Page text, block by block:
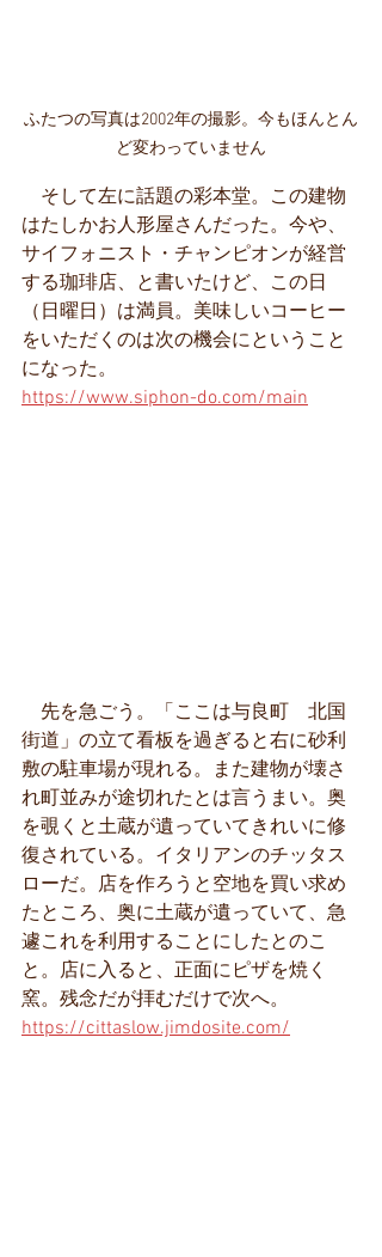
ふたつの写真は2002年の撮影。今もほんとん
ど変わっていません
そして左に話題の彩本堂。この建物
はたしかお人形屋さんだった。今や、
サイフォニスト・チャンピオンが経営
する珈琲店、と書いたけど、この日
（日曜日）は満員。美味しいコーヒー
をいただくのは次の機会にということ
になった。
https://www.siphon-do.com/main
先を急ごう。「ここは与良町　北国
街道」の立て看板を過ぎると右に砂利
敷の駐車場が現れる。また建物が壊さ
れ町並みが途切れたとは言うまい。奥
を覗くと土蔵が遺っていてきれいに修
復されている。イタリアンのチッタス
ローだ。店を作ろうと空地を買い求め
たところ、奥に土蔵が遺っていて、急
遽これを利用することにしたとのこ
と。店に入ると、正面にピザを焼く
窯。残念だが拝むだけで次へ。
https://cittaslow.jimdosite.com/